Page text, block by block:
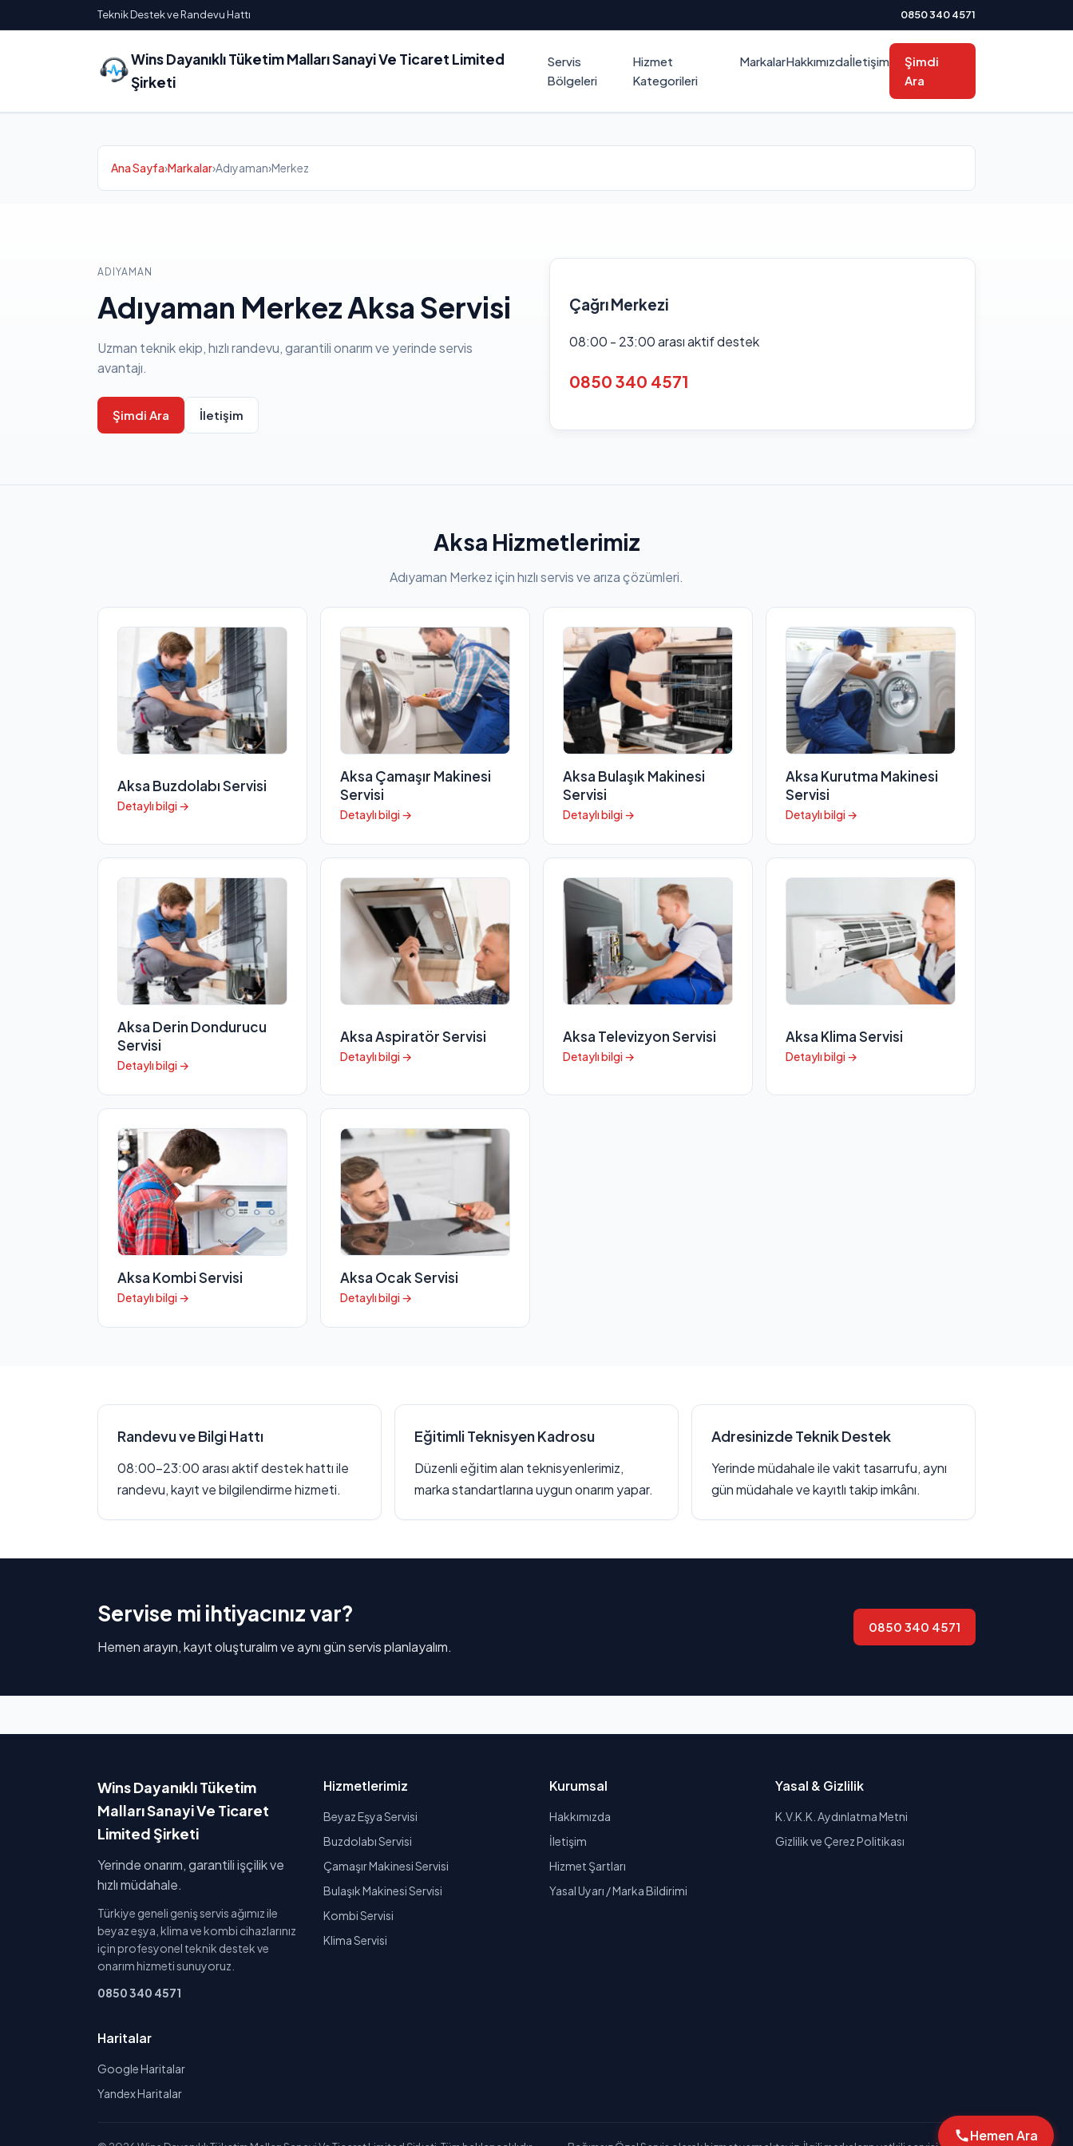
Teknik Destek ve Randevu Hattı 0850 340 4571
Wins Dayanıklı Tüketim Malları Sanayi Ve Ticaret Limited
Şirketi
Servis
Bölgeleri
Hizmet
Kategorileri
MarkalarHakkımızdaİletişim
Şimdi
Ara
Ana Sayfa›Markalar›Adıyaman›Merkez
ADIYAMAN
Adıyaman Merkez Aksa Servisi
Uzman teknik ekip, hızlı randevu, garantili onarım ve yerinde servis
avantajı.
Şimdi Ara İletişim
Çağrı Merkezi
08:00 - 23:00 arası aktif destek
0850 340 4571
Aksa Hizmetlerimiz
Adıyaman Merkez için hızlı servis ve arıza çözümleri.
Aksa Buzdolabı Servisi
Detaylı bilgi →
Aksa Çamaşır Makinesi
Servisi
Detaylı bilgi →
Aksa Bulaşık Makinesi
Servisi
Detaylı bilgi →
Aksa Kurutma Makinesi
Servisi
Detaylı bilgi →
Aksa Derin Dondurucu
Servisi
Detaylı bilgi →
Aksa Aspiratör Servisi
Detaylı bilgi →
Aksa Televizyon Servisi
Detaylı bilgi →
Aksa Klima Servisi
Detaylı bilgi →
Aksa Kombi Servisi
Detaylı bilgi →
Aksa Ocak Servisi
Detaylı bilgi →
Randevu ve Bilgi Hattı
08:00–23:00 arası aktif destek hattı ile
randevu, kayıt ve bilgilendirme hizmeti.
Eğitimli Teknisyen Kadrosu
Düzenli eğitim alan teknisyenlerimiz,
marka standartlarına uygun onarım yapar.
Adresinizde Teknik Destek
Yerinde müdahale ile vakit tasarrufu, aynı
gün müdahale ve kayıtlı takip imkânı.
Servise mi ihtiyacınız var?
Hemen arayın, kayıt oluşturalım ve aynı gün servis planlayalım.
0850 340 4571
Wins Dayanıklı Tüketim
Malları Sanayi Ve Ticaret
Limited Şirketi
Yerinde onarım, garantili işçilik ve
hızlı müdahale.
Türkiye geneli geniş servis ağımız ile
beyaz eşya, klima ve kombi cihazlarınız
için profesyonel teknik destek ve
onarım hizmeti sunuyoruz.
0850 340 4571
Hizmetlerimiz
Beyaz Eşya Servisi
Buzdolabı Servisi
Çamaşır Makinesi Servisi
Bulaşık Makinesi Servisi
Kombi Servisi
Klima Servisi
Kurumsal
Hakkımızda
İletişim
Hizmet Şartları
Yasal Uyarı / Marka Bildirimi
Yasal & Gizlilik
K.V.K.K. Aydınlatma Metni
Gizlilik ve Çerez Politikası
Haritalar
Google Haritalar
Yandex Haritalar
Hemen Ara